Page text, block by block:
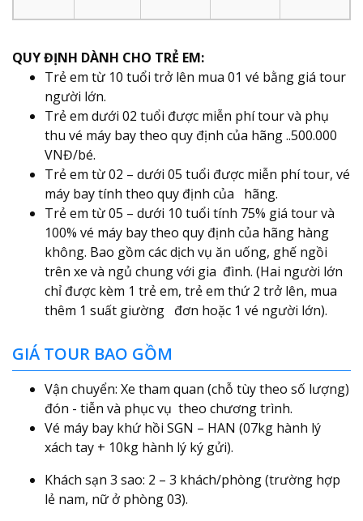
QUY ĐỊNH DÀNH CHO TRẺ EM:
Trẻ em từ 10 tuổi trở lên mua 01 vé bằng giá tour
người lớn.
Trẻ em dưới 02 tuổi được miễn phí tour và phụ
thu vé máy bay theo quy định của hãng ..500.000
VNĐ/bé.
Trẻ em từ 02 – dưới 05 tuổi được miễn phí tour, vé
máy bay tính theo quy định của hãng.
Trẻ em từ 05 – dưới 10 tuổi tính 75% giá tour và
100% vé máy bay theo quy định của hãng hàng
không. Bao gồm các dịch vụ ăn uống, ghế ngồi
trên xe và ngủ chung với gia đình. (Hai người lớn
chỉ được kèm 1 trẻ em, trẻ em thứ 2 trở lên, mua
thêm 1 suất giường đơn hoặc 1 vé người lớn).
GIÁ TOUR BAO GỒM
Vận chuyển: Xe tham quan (chỗ tùy theo số lượng)
đón - tiễn và phục vụ theo chương trình.
Vé máy bay khứ hồi SGN – HAN (07kg hành lý
xách tay + 10kg hành lý ký gửi).
Khách sạn 3 sao: 2 – 3 khách/phòng (trường hợp
lẻ nam, nữ ở phòng 03).